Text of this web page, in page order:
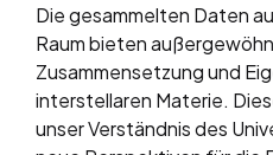
Die gesammelten Daten
Raum bieten
Zusammensetzung und
interstellaren Materie.
unser Verständnis des